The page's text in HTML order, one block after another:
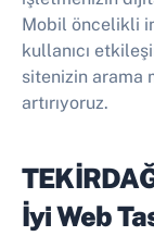
Mobil öncelikli
kullanıcı
sitenizin arama
artırıyoruz.
İyiWeb